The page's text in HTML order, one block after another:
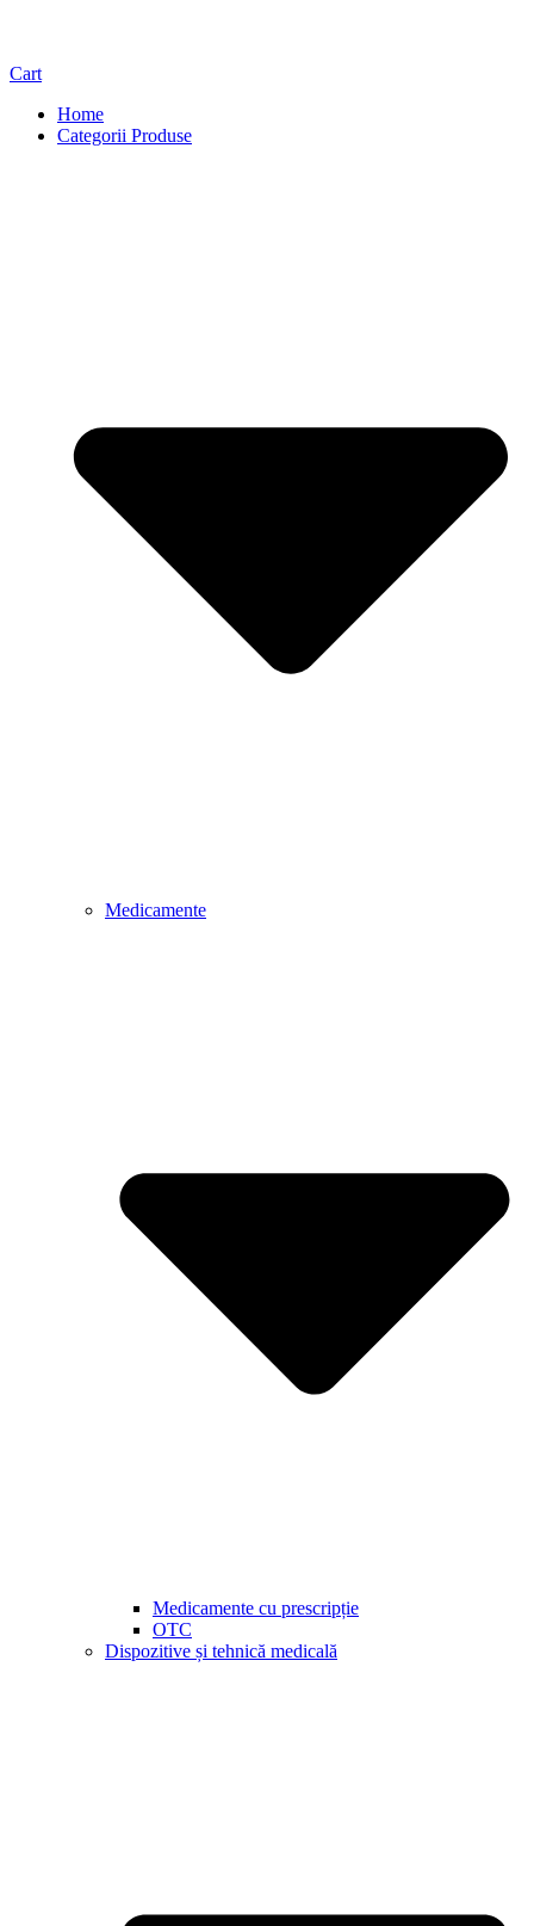
Cart
Home
Categorii Produse
Medicamente
Medicamente cu prescripție
OTC
Dispozitive și tehnică medicală